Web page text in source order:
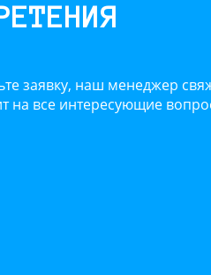
заявку, наш менеджер
на все интересующие